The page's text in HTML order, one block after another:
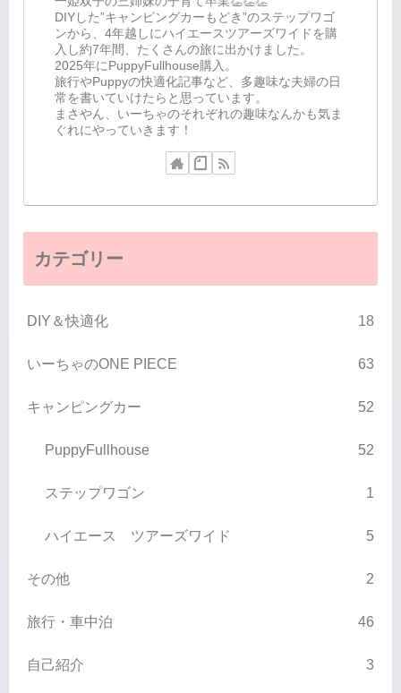
DIYした”キャンピングカーもどき”のステップワゴ
ンから、4年越しにハイエースツアーズワイドを購
入し約7年間、たくさんの旅に出かけました。
2025年にPuppyFullhouse購入。
旅行やPuppyの快適化記事など、多趣味な夫婦の日
常を書いていけたらと思っています。
まさやん、いーちゃのそれぞれの趣味なんかも気ま
ぐれにやっていきます！
カテゴリー
DIY＆快適化 18
いーちゃのONE PIECE 63
キャンピングカー 52
PuppyFullhouse 52
ステップワゴン 1
ハイエース ツアーズワイド 5
その他 2
旅行・車中泊 46
自己紹介 3